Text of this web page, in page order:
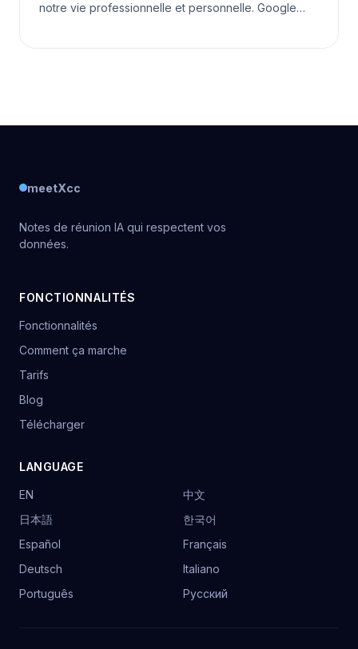
notre vie professionnelle et personnelle. Google
meetXcc
Notes de réunion IA qui respectent vos
données.
FONCTIONNALITÉS
Fonctionnalités
Comment ça marche
Tarifs
Blog
Télécharger
LANGUAGE
EN
中文
日本語
한국어
Español
Français
Deutsch
Italiano
Português
Русский